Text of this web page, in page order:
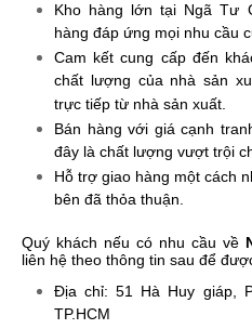
Kho hàng lớn tại Ngã Tư
hàng đáp ứng mọi nhu cầu
Cam kết cung cấp đến
chất lượng của nhà sản
trực tiếp từ nhà sản xuất.
Bán hàng với giá cạnh
đây là chất lượng vượt trội
Hỗ trợ giao hàng một cách
bên đã thỏa thuận.
Quý khách nếu có nhu cầu về
liên hệ theo thông tin sau để
Địa chỉ: 51 Hà Huy giáp,
TP.HCM